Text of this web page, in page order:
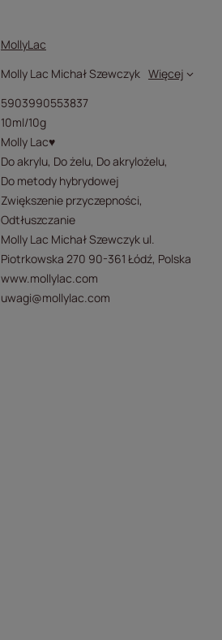
MollyLac
Molly Lac Michał Szewczyk Więcej
5903990553837
10ml/10g
Molly Lac♥
Do akrylu Do żelu Do akrylożelu
Do metody hybrydowej
Zwiększenie przyczepności
Odtłuszczanie
Molly Lac Michał Szewczyk ul.
Piotrkowska 270 90-361 Łódź, Polska
www.mollylac.com
uwagi@mollylac.com